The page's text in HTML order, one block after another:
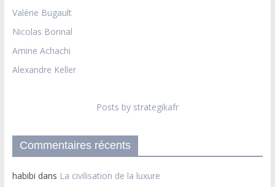
Valérie Bugault
Nicolas Bonnal
Amine Achachi
Alexandre Keller
Posts by strategikafr
Commentaires récents
habibi dans La civilisation de la luxure